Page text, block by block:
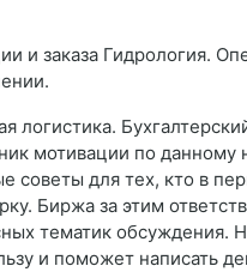
и заказа Гидрология.
логистика.
мотивации по
советы для тех, кто в
Биржа за этим
тематик
и поможет написать